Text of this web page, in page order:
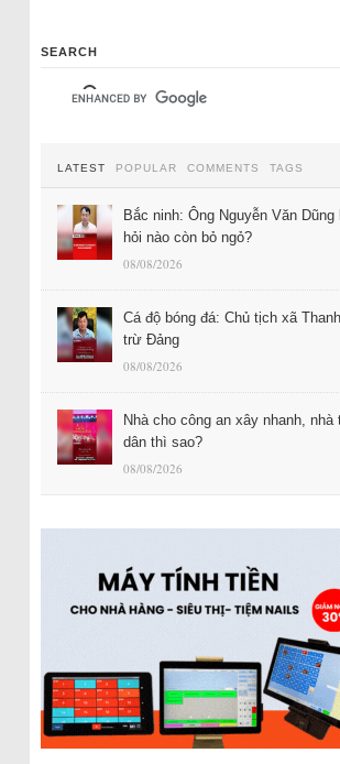
SEARCH
LATEST POPULAR COMMENTS TAGS
Bắc ninh: Ông Nguyễn Văn
hỏi nào còn bỏ ngỏ?
08/08/2026
Cá độ bóng đá: Chủ tịch xã
trừ Đảng
08/08/2026
Nhà cho công an xây nhanh,
dân thì sao?
08/08/2026